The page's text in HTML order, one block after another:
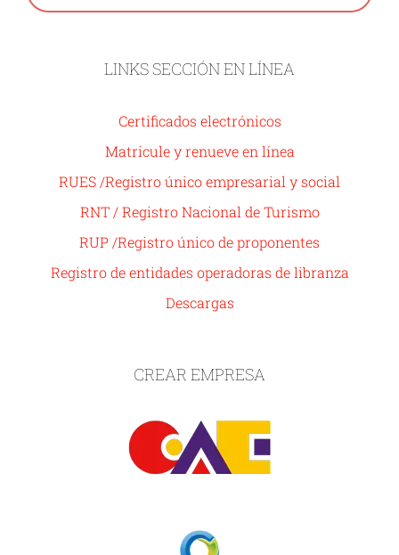
LINKS SECCIÓN EN LÍNEA
Certificados electrónicos
Matricule y renueve en línea
RUES /Registro único empresarial y social
RNT / Registro Nacional de Turismo
RUP /Registro único de proponentes
Registro de entidades operadoras de libranza
Descargas
CREAR EMPRESA